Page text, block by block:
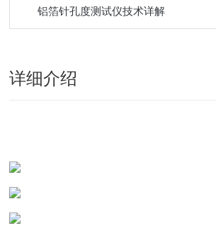
铝箔针孔度测试仪技术详解
详细介绍